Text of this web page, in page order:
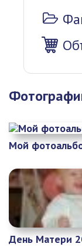
Мой
День Матери